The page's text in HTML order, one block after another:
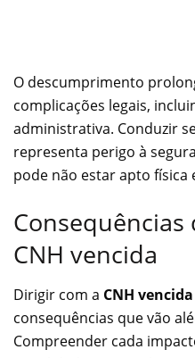
O descumprimento
complicações legais,
administrativa. Conduzir
representa perigo à
pode não estar apto física
CNH vencida
Dirigir com a CNH vencida
consequências que vão
Compreender cada